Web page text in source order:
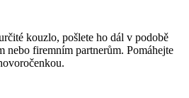
kouzlo, pošlete ho dál v podobě
nebo firemním partnerům. Pomáhejte